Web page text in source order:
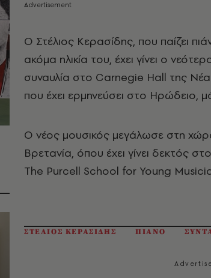
Ο Στέλιος Κερασίδης, που παίζει
ακόμα ηλικία του, έχει γίνει ο
συναυλία στο Carnegie Hall της
που έχει ερμηνεύσει στο Ηρώδειο,
Ο νέος μουσικός μεγάλωσε στη
Βρετανία, όπου έχει γίνει δεκτός
The Purcell School for Young
ΣΤΕΛΙΟΣ ΚΕΡΑΣΙΔΗΣ ΠΙΑΝΟ